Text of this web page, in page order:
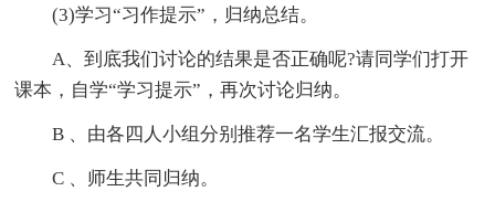
(3)学习“习作提示”，归纳总结。
A、到底我们讨论的结果是否正确呢?请同学们打开
课本，自学“学习提示”，再次讨论归纳。
B 、由各四人小组分别推荐一名学生汇报交流。
C 、师生共同归纳。